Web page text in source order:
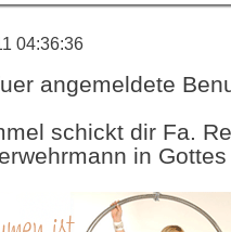
04:36:36
angemeldete
schickt dir Fa.
in Gottes